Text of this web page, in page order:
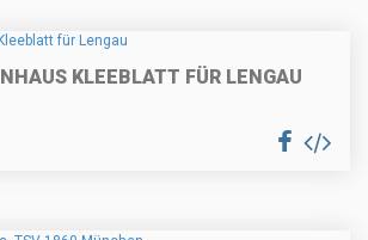
KLEEBLATT FÜR LENGAU